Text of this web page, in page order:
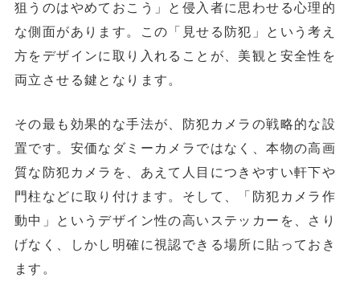
狙うのはやめておこう」と侵入者に思わせる心理的
な側面があります。この「見せる防犯」という考え
方をデザインに取り入れることが、美観と安全性を
両立させる鍵となります。
その最も効果的な手法が、防犯カメラの戦略的な設
置です。安価なダミーカメラではなく、本物の高画
質な防犯カメラを、あえて人目につきやすい軒下や
門柱などに取り付けます。そして、「防犯カメラ作
動中」というデザイン性の高いステッカーを、さり
げなく、しかし明確に視認できる場所に貼っておき
ます。